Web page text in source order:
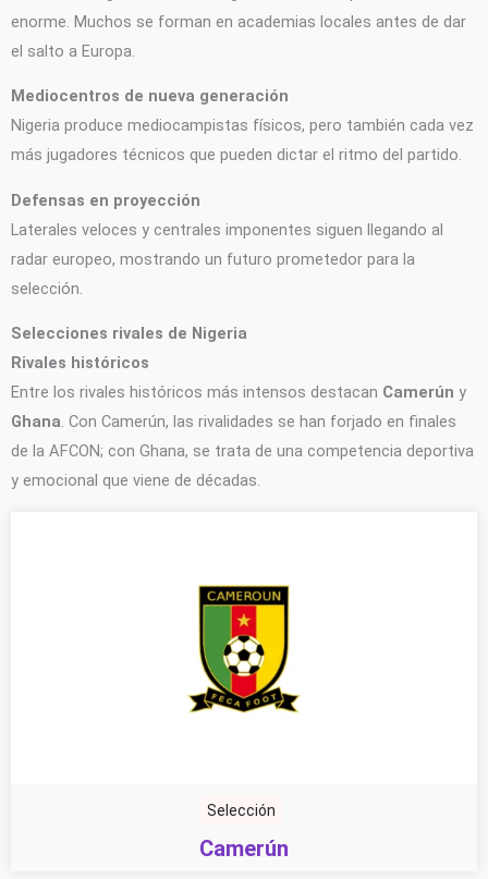
enorme. Muchos se forman en academias locales antes de dar
el salto a Europa.
Mediocentros de nueva generación
Nigeria produce mediocampistas físicos, pero también cada vez
más jugadores técnicos que pueden dictar el ritmo del partido.
Defensas en proyección
Laterales veloces y centrales imponentes siguen llegando al
radar europeo, mostrando un futuro prometedor para la
selección.
Selecciones rivales de Nigeria
Rivales históricos
Entre los rivales históricos más intensos destacan Camerún y
Ghana. Con Camerún, las rivalidades se han forjado en finales
de la AFCON; con Ghana, se trata de una competencia deportiva
y emocional que viene de décadas.
Selección
Camerún